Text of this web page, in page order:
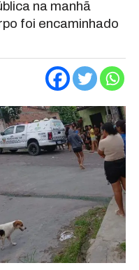
na manhã
foi encaminhado